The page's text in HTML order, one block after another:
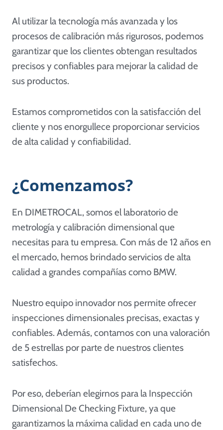
Al utilizar la tecnología más avanzada y los
procesos de calibración más rigurosos, podemos
garantizar que los clientes obtengan resultados
precisos y confiables para mejorar la calidad de
sus productos.
Estamos comprometidos con la satisfacción del
cliente y nos enorgullece proporcionar servicios
de alta calidad y confiabilidad.
¿Comenzamos?
En DIMETROCAL, somos el laboratorio de
metrología y calibración dimensional que
necesitas para tu empresa. Con más de 12 años en
el mercado, hemos brindado servicios de alta
calidad a grandes compañías como BMW.
Nuestro equipo innovador nos permite ofrecer
inspecciones dimensionales precisas, exactas y
confiables. Además, contamos con una valoración
de 5 estrellas por parte de nuestros clientes
satisfechos.
Por eso, deberían elegirnos para la Inspección
Dimensional De Checking Fixture, ya que
garantizamos la máxima calidad en cada uno de